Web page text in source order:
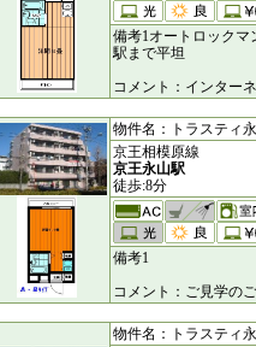
備考1オートロック
駅まで平坦
コメント：インター
物件名：トラスティ
京王相模原線
京王永山駅
徒歩:8分
備考1
コメント：ご見学の
物件名：トラスティ